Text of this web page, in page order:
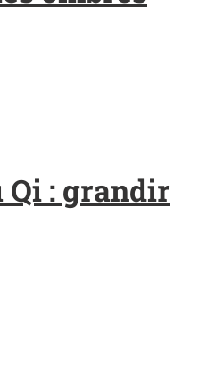
Qi : grandir